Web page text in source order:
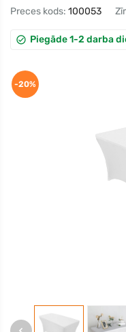
Preces kods: 100053
Piegāde 1-2 darba
-20%